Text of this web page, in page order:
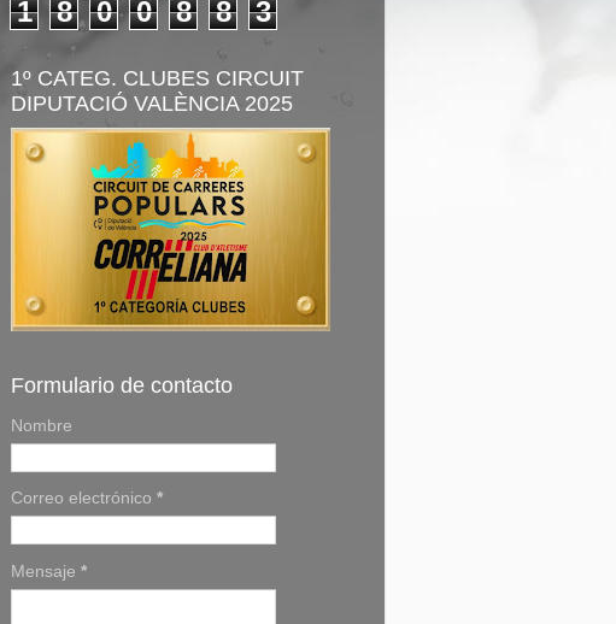
1 8 0 0 8 8 3
1º CATEG. CLUBES CIRCUIT
DIPUTACIÓ VALÈNCIA 2025
Formulario de contacto
Nombre
Correo electrónico *
Mensaje *